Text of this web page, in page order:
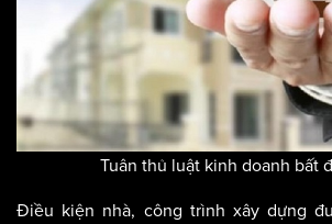
Tuân thủ luật kinh doanh bất
Điều kiện nhà, công trình xây dựng